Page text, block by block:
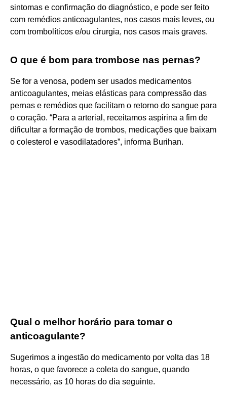
sintomas e confirmação do diagnóstico, e pode ser feito
com remédios anticoagulantes, nos casos mais leves, ou
com trombolíticos e/ou cirurgia, nos casos mais graves.
O que é bom para trombose nas pernas?
Se for a venosa, podem ser usados medicamentos
anticoagulantes, meias elásticas para compressão das
pernas e remédios que facilitam o retorno do sangue para
o coração. “Para a arterial, receitamos aspirina a fim de
dificultar a formação de trombos, medicações que baixam
o colesterol e vasodilatadores”, informa Burihan.
Qual o melhor horário para tomar o
anticoagulante?
Sugerimos a ingestão do medicamento por volta das 18
horas, o que favorece a coleta do sangue, quando
necessário, as 10 horas do dia seguinte.